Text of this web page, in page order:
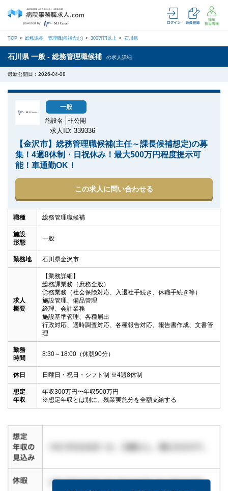
TOP 総務課長、管理職(候補含む) 300万円以上 石川県
石川県 一般 - 総務管理職候補 の求人詳細
最新公開日：2026-04-08
一般
施設名
非公開
求人ID: 339336
【金沢市】総務管理職候補(主任～課長候補想定)の募
集！4週8休制・日祝休み！最大500万円程度提示可
能！車通勤OK！
この求人に問い合わせる
職種 総務管理職候補
施設
形態
一般
勤務地 石川県金沢市
求人
概要
【業務詳細】
総務課業務（庶務全般）
労務業務（社会保険対応、入退社手続き、休職手続き等）
施設管理、備品管理
経理、会計業務
施設基準管理、各種届出
行政対応、適時調査対応、各種報告対応、報告書作成、文書管
理
勤務
時間
8:30～18:00（休憩90分）
休日 日曜日・祝日・シフト制 ※4週8休制
想定
年収
年収300万円〜年収500万円
※想定年収とは別に、残業実施分を全額支給する